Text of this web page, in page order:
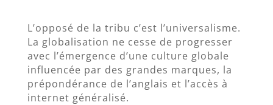
L’opposé de la tribu c’est l’universalisme.
La globalisation ne cesse de progresser
avec l’émergence d’une culture globale
influencée par des grandes marques, la
prépondérance de l’anglais et l’accès à
internet généralisé.